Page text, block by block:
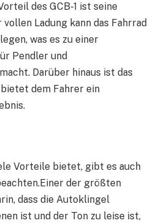
des GCB-1 ist seine
Ladung kann das Fahrrad
was es zu einer
Pendler und
Darüber hinaus ist das
bietet dem Fahrer ein
Vorteile bietet, gibt es auch
der größten
dass die Autoklingel
ist und der Ton zu leise ist,